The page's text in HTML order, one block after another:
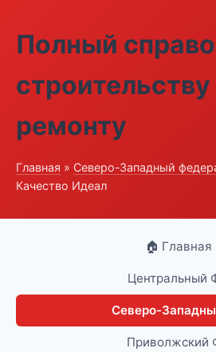
Полный
строительству
ремонту
Главная » Северо-Западный
Качество Идеал
🏠 Главная
Центральный
Северо-
Приволжский